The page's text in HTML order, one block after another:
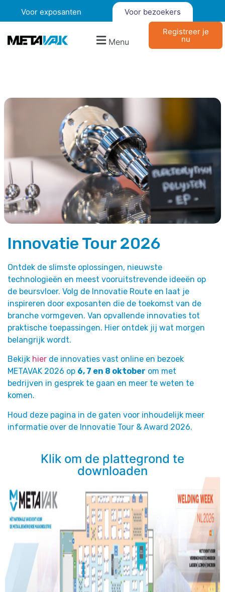
Voor exposanten Voor bezoekers
Menu
Registreer je
nu
Innovatie Tour 2026
Ontdek de slimste oplossingen, nieuwste
technologieën en meest vooruitstrevende ideeën op
de beursvloer. Volg de Innovatie Route en laat je
inspireren door exposanten die de toekomst van de
branche vormgeven. Van opvallende innovaties tot
praktische toepassingen. Hier ontdek jij wat morgen
belangrijk wordt.
Bekijk hier de innovaties vast online en bezoek
METAVAK 2026 op 6, 7 en 8 oktober om met
bedrijven in gesprek te gaan en meer te weten te
komen.
Houd deze pagina in de gaten voor inhoudelijk meer
informatie over de Innovatie Tour & Award 2026.
Klik om de plattegrond te
downloaden